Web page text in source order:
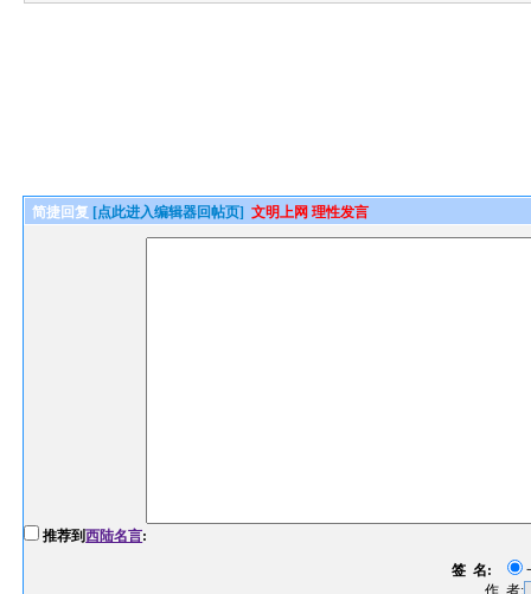
简捷回复 [点此进入编辑器回帖页] 文明上网 理性发言
推荐到西陆名言:
签 名:
作 者: